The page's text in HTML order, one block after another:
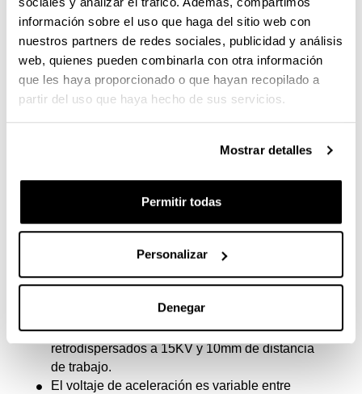
información sobre el uso que haga del sitio web con
nuestros partners de redes sociales, publicidad y análisis
web, quienes pueden combinarla con otra información
que les haya proporcionado o que hayan recopilado a
partir del uso que haya hecho de sus servicios.
Mostrar detalles
Permitir todas
Personalizar
Denegar
el software Channel 5 tanto las bases de datos
HKL, PDF2, geological y NISTcomo los
software de adquisición y tratamiento: Twist,
Mambo, Tango, Salsa, Flamenco, Map Stitcher
Se dispone de patrones para el microanálisis
Software GSR para el análisis de partículas de
_______________________________________
Especificaciones técnicas:
1.2nm a 30KV y de 3nm a 1 KV.
Resolución de 3nm en electrones
retrodispersados a 15KV y 10mm de distancia
de trabajo.
El voltaje de aceleración es variable entre